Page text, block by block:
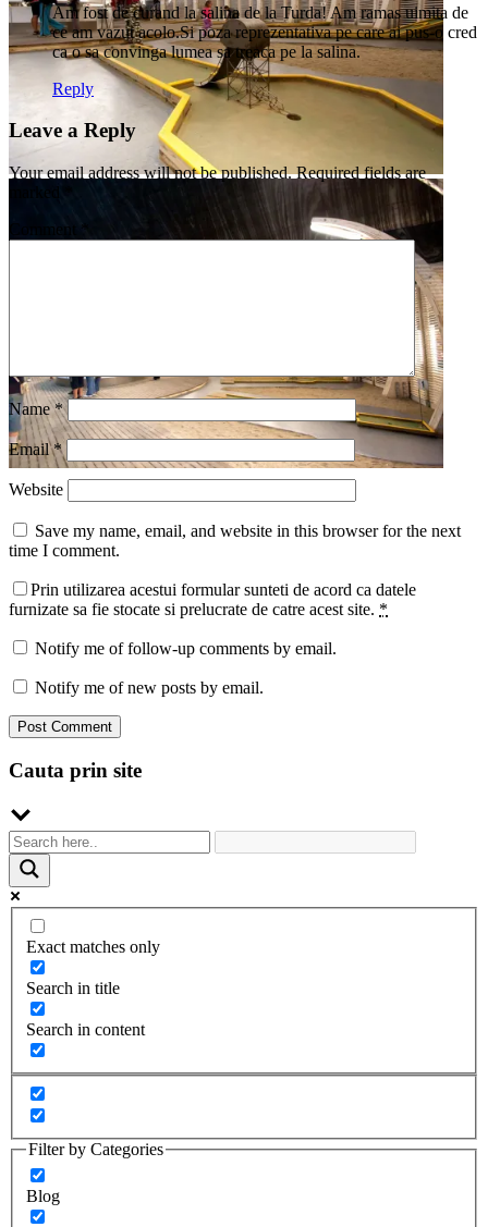
Am fost de curand la salina de la Turda! Am ramas uimita de
ce am vazut acolo.Si poza reprezentativa pe care ai pus-o cred
ca o sa convinga lumea sa treaca pe la salina.
Reply
Leave a Reply
Your email address will not be published. Required fields are
marked
Comment *
Name*
Email*
Website
Save my name, email, and website in this browser for the next
time I comment.
Prin utilizarea acestui formular sunteti de acord ca datele
furnizate sa fie stocate si prelucrate de catre acest site. *
Notify me of follow-up comments by email.
Notify me of new posts by email.
Cauta prin site
Exact matches only
Search in title
Search in content
Filter by Categories
Blog